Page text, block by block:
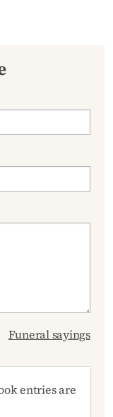
Funeral sayings
entries are